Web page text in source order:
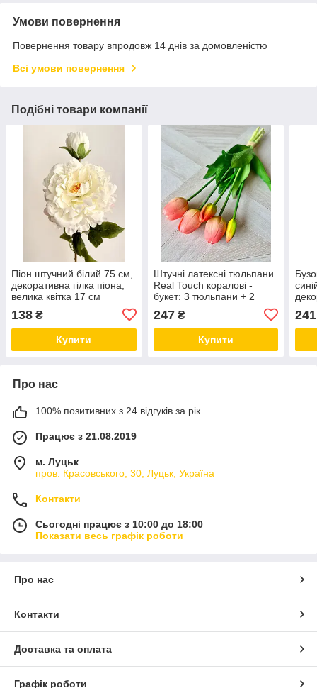
Умови повернення
Повернення товару впродовж 14 днів за домовленістю
Всі умови повернення
Подібні товари компанії
Піон штучний білий 75 см,
декоративна гілка піона,
велика квітка 17 см
138 ₴
Купити
Штучні латексні тюльпани
Real Touch коралові -
букет: 3 тюльпани + 2
247₴
Купити
241
Про нас
100% позитивних з 24 відгуків за рік
Працює з 21.08.2019
м. Луцьк
пров. Красовського, 30, Луцьк, Україна
Контакти
Сьогодні працює з 10:00 до 18:00
Показати весь графік роботи
Про нас
Контакти
Доставка та оплата
Графік роботи